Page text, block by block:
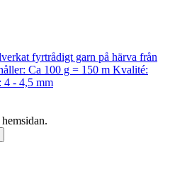
fyrtrådigt garn på härva från
Ca 100 g = 150 m Kvalité:
4 - 4,5 mm